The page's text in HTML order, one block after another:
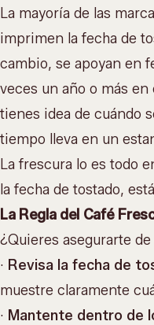
La mayoría de las
imprimen la fecha de
cambio, se apoyan en
veces un año o más
tienes idea de cuándo
tiempo lleva en un
La frescura lo es todo
la fecha de tostado,
La Regla del Café
¿Quieres asegurarte
· Revisa la fecha de
muestre claramente
· Mantente dentro de